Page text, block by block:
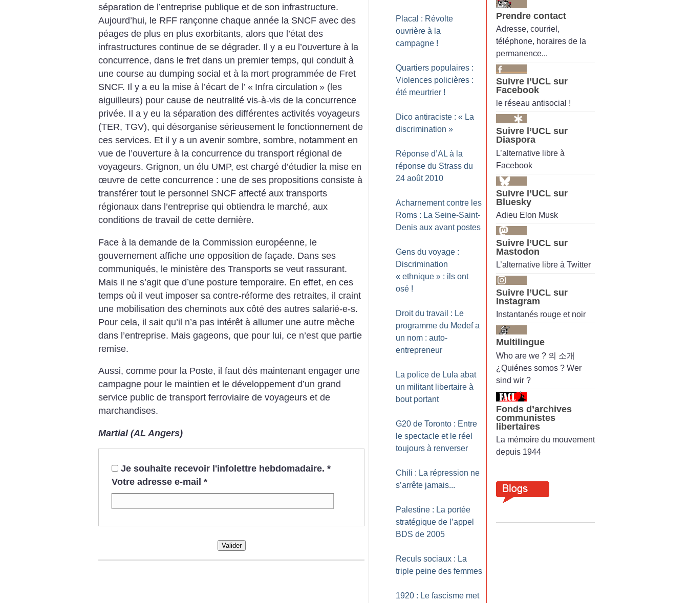
séparation de l’entreprise publique et de son infrastructure.
Aujourd’hui, le RFF rançonne chaque année la SNCF avec des
péages de plus en plus exorbitants, alors que l’état des
infrastructures continue de se dégrader. Il y a eu l’ouverture à la
concurrence, dans le fret dans un premier temps, qui conduit à
une course au dumping social et à la mort programmée de Fret
SNCF. Il y a eu la mise à l’écart de l’ « Infra circulation » (les
aiguilleurs) pour cause de neutralité vis-à-vis de la concurrence
privée. Il a y eu la séparation des différentes activités voyageurs
(TER, TGV), qui désorganise sérieusement le fonctionnement de
ces services. Et il y a un avenir sombre, sombre, notamment en
vue de l’ouverture à la concurrence du transport régional de
voyageurs. Grignon, un élu UMP, est chargé d’étudier la mise en
œuvre de cette concurrence : une de ses propositions consiste à
transférer tout le personnel SNCF affecté aux transports
régionaux dans l’entreprise qui obtiendra le marché, aux
conditions de travail de cette dernière.
Face à la demande de la Commission européenne, le
gouvernement affiche une opposition de façade. Dans ses
communiqués, le ministère des Transports se veut rassurant.
Mais il ne s’agit que d’une posture temporaire. En effet, en ces
temps où il veut imposer sa contre-réforme des retraites, il craint
une mobilisation des cheminots aux côté des autres salarié-e-s.
Pour cela, il sait qu’il n’a pas intérêt à allumer une autre mèche
dans l’entreprise. Mais gageons, que pour lui, ce n’est que partie
remise.
Aussi, comme pour la Poste, il faut dès maintenant engager une
campagne pour le maintien et le développement d’un grand
service public de transport ferroviaire de voyageurs et de
marchandises.
Martial (AL Angers)
Je souhaite recevoir l'infolettre hebdomadaire. *
Votre adresse e-mail *
Valider
Placal : Révolte
ouvrière à la
campagne !
Quartiers populaires :
Violences policières :
été meurtrier !
Dico antiraciste : « La
discrimination »
Réponse d’AL à la
réponse du Strass du
24 août 2010
Acharnement contre les
Roms : La Seine-Saint-
Denis aux avant postes
Gens du voyage :
Discrimination
« ethnique » : ils ont
osé !
Droit du travail : Le
programme du Medef a
un nom : auto-
entrepreneur
La police de Lula abat
un militant libertaire à
bout portant
G20 de Toronto : Entre
le spectacle et le réel
toujours à renverser
Chili : La répression ne
s’arrête jamais...
Palestine : La portée
stratégique de l’appel
BDS de 2005
Reculs sociaux : La
triple peine des femmes
1920 : Le fascisme met
Prendre contact
Adresse, courriel,
téléphone, horaires de la
permanence...
Suivre l’UCL sur
Facebook
le réseau antisocial !
Suivre l’UCL sur
Diaspora
L’alternative libre à
Facebook
Suivre l’UCL sur
Bluesky
Adieu Elon Musk
Suivre l’UCL sur
Mastodon
L’alternative libre à Twitter
Suivre l’UCL sur
Instagram
Instantanés rouge et noir
Multilingue
Who are we ? 의 소개
¿Quiénes somos ? Wer
sind wir ?
Fonds d’archives
communistes
libertaires
La mémoire du mouvement
depuis 1944